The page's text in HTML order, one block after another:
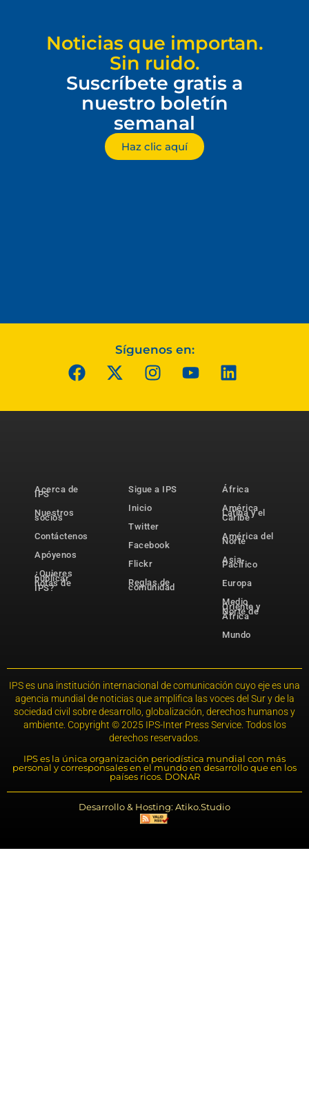
Noticias que importan.
Sin ruido.
Suscríbete gratis a
nuestro boletín
semanal
Haz clic aquí
Síguenos en:
Acerca de
IPS
Nuestros
socios
Contáctenos
Apóyenos
¿Quieres
publicar
notas de
IPS?
Sigue a IPS
Inicio
Twitter
Facebook
Flickr
Reglas de
comunidad
África
América
Latina y el
Caribe
América del
Norte
Asia-
Pacífico
Europa
Medio
Oriente y
Norte de
África
Mundo
IPS es una institución internacional de comunicación cuyo eje es una
agencia mundial de noticias que amplifica las voces del Sur y de la
sociedad civil sobre desarrollo, globalización, derechos humanos y
ambiente. Copyright © 2025 IPS-Inter Press Service. Todos los
derechos reservados.
IPS es la única organización periodística mundial con más
personal y corresponsales en el mundo en desarrollo que en los
países ricos. DONAR
Desarrollo & Hosting: Atiko.Studio